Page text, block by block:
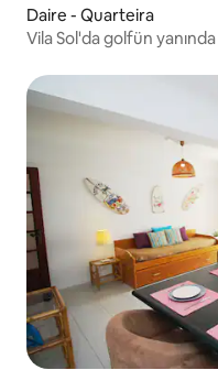
Daire - Quarteira
Vila Sol'da golfün